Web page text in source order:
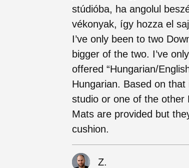
stúdióba, ha angolul
vékonyak, így hozza el
I’ve only been to two
bigger of the two. I’ve
offered “Hungarian/
Hungarian. Based on
studio or one of the other
Mats are provided but
cushion.
Z.